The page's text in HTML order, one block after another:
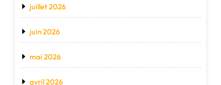
juillet 2026
juin 2026
mai 2026
avril 2026